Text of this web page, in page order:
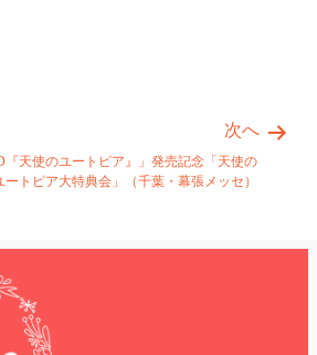
次へ
『天使のユートピア』」発売記念「天使の
ートピア大特典会」（千葉・幕張メッセ）